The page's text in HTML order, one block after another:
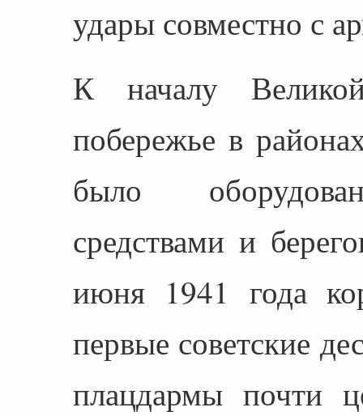
удары совместно с
К началу
побережье в
было
средствами и
июня 1941 года
первые советские
плацдармы почти